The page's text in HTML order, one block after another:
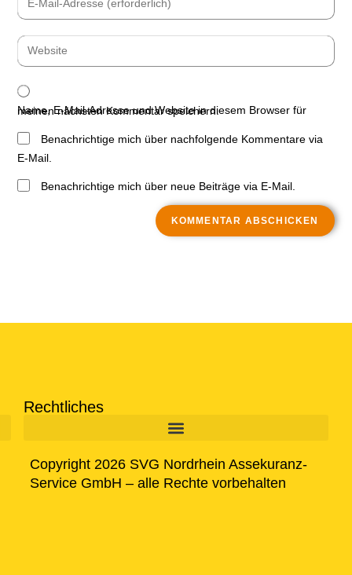
Name, E-Mail-Adresse und Website in diesem Browser für meinen nächsten Kommentar speichern.
Benachrichtige mich über nachfolgende Kommentare via
E-Mail.
Benachrichtige mich über neue Beiträge via E-Mail.
Rechtliches
Copyright 2026 SVG Nordrhein Assekuranz-
Service GmbH – alle Rechte vorbehalten